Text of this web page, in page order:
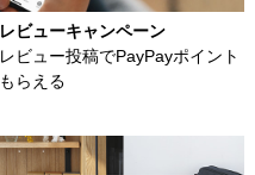
レビューキャンペーン
レビュー投稿でPayPayポイント
もらえる